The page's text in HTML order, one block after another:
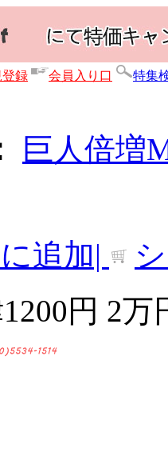
登録 会員入り口 特集
巨人倍増
追加|
円 2